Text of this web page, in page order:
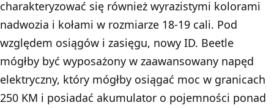
charakteryzować się również wyrazistymi kolorami
nadwozia i kołami w rozmiarze 18-19 cali. Pod
względem osiągów i zasięgu, nowy ID. Beetle
mógłby być wyposażony w zaawansowany napęd
elektryczny, który mógłby osiągać moc w granicach
250 KM i posiadać akumulator o pojemności ponad